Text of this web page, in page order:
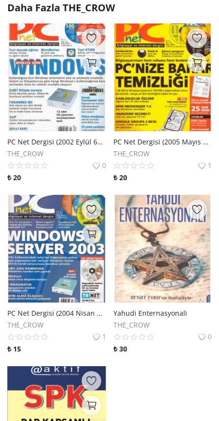
Daha Fazla THE_CROW
PC Net Dergisi (2002 Eylül 60. Sayı)
THE_CROW
0
₺ 20
PC Net Dergisi (2005 Mayıs 92. Sayı)
THE_CROW
1
₺20
PC Net Dergisi (2004 Nisan 79. Sayı)
THE_CROW
1
₺ 15
Yahudi Enternasyonali
THE_CROW
0
₺30